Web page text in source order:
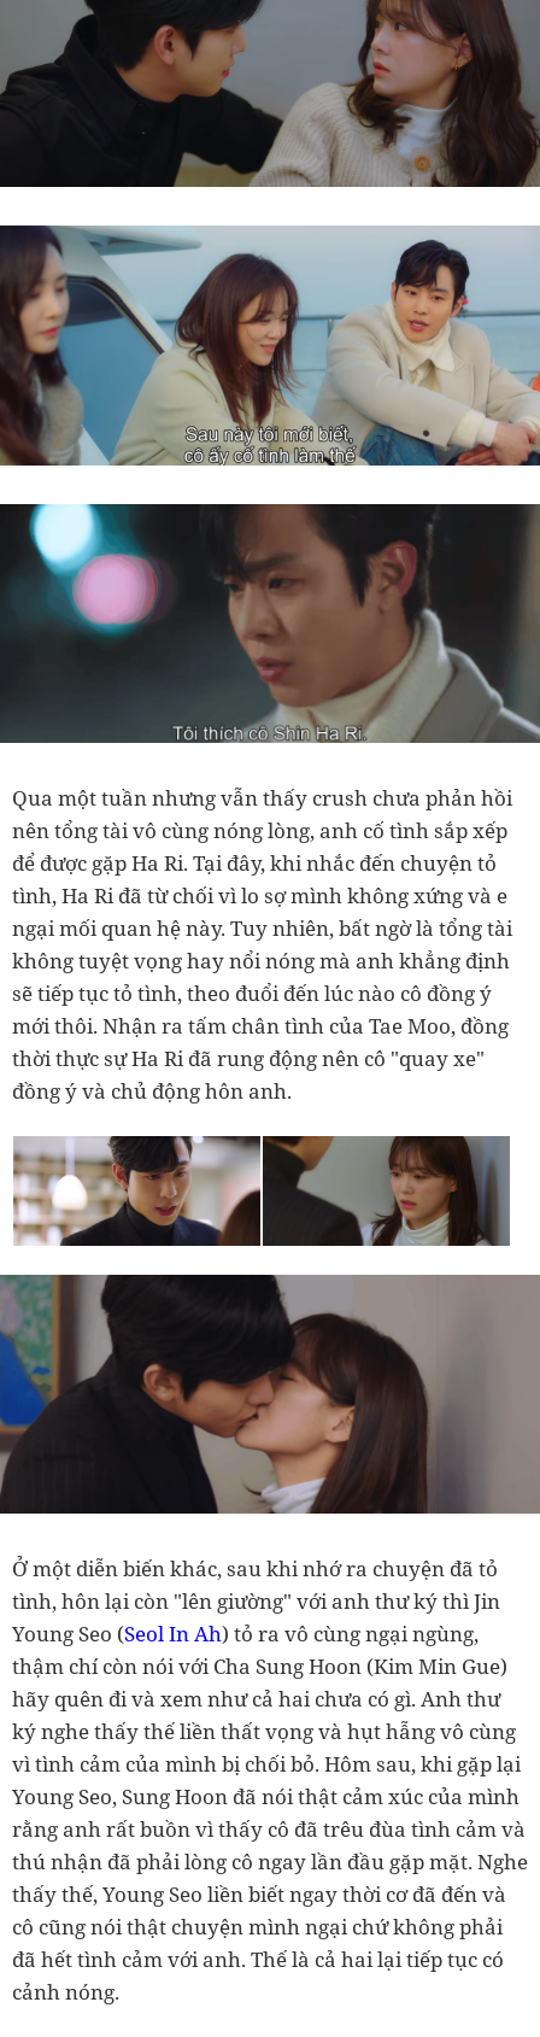
Qua một tuần nhưng vẫn thấy crush chưa phản hồi
nên tổng tài vô cùng nóng lòng, anh cố tình sắp xếp
để được gặp Ha Ri. Tại đây, khi nhắc đến chuyện tỏ
tình, Ha Ri đã từ chối vì lo sợ mình không xứng và e
ngại mối quan hệ này. Tuy nhiên, bất ngờ là tổng tài
không tuyệt vọng hay nổi nóng mà anh khẳng định
sẽ tiếp tục tỏ tình, theo đuổi đến lúc nào cô đồng ý
mới thôi. Nhận ra tấm chân tình của Tae Moo, đồng
thời thực sự Ha Ri đã rung động nên cô "quay xe"
đồng ý và chủ động hôn anh.
Ở một diễn biến khác, sau khi nhớ ra chuyện đã tỏ
tình, hôn lại còn "lên giường" với anh thư ký thì Jin
Young Seo (Seol In Ah) tỏ ra vô cùng ngại ngùng,
thậm chí còn nói với Cha Sung Hoon (Kim Min Gue)
hãy quên đi và xem như cả hai chưa có gì. Anh thư
ký nghe thấy thế liền thất vọng và hụt hẫng vô cùng
vì tình cảm của mình bị chối bỏ. Hôm sau, khi gặp lại
Young Seo, Sung Hoon đã nói thật cảm xúc của mình
rằng anh rất buồn vì thấy cô đã trêu đùa tình cảm và
thú nhận đã phải lòng cô ngay lần đầu gặp mặt. Nghe
thấy thế, Young Seo liền biết ngay thời cơ đã đến và
cô cũng nói thật chuyện mình ngại chứ không phải
đã hết tình cảm với anh. Thế là cả hai lại tiếp tục có
cảnh nóng.